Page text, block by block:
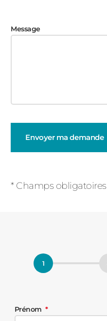
Message
* Champs obligatoires
Prénom